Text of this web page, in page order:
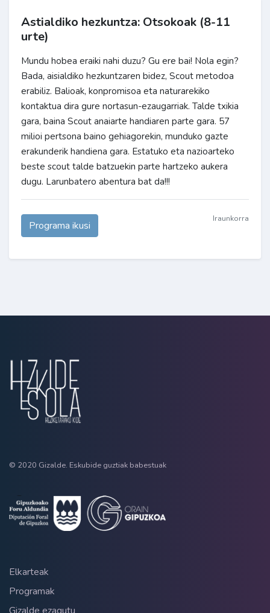
Astialdiko hezkuntza: Otsokoak (8-11
urte)
Mundu hobea eraiki nahi duzu? Gu ere bai! Nola egin?
Bada, aisialdiko hezkuntzaren bidez, Scout metodoa
erabiliz. Balioak, konpromisoa eta naturarekiko
kontaktua dira gure nortasun-ezaugarriak. Talde txikia
gara, baina Scout anaiarte handiaren parte gara. 57
milioi pertsona baino gehiagorekin, munduko gazte
erakunderik handiena gara. Estatuko eta nazioarteko
beste scout talde batzuekin parte hartzeko aukera
dugu. Larunbatero abentura bat da!!!
Programa ikusi
Iraunkorra
© 2020 Gizalde. Eskubide guztiak babestuak
Elkarteak
Programak